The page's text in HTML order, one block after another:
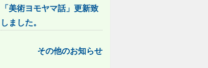
「美術ヨモヤマ話」更新致
しました。
その他のお知らせ